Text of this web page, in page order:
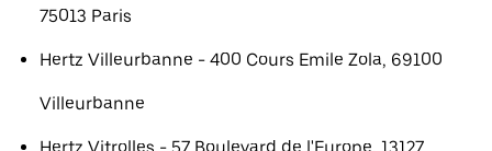
75013 Paris
Hertz Villeurbanne - 400 Cours Emile Zola, 69100
Villeurbanne